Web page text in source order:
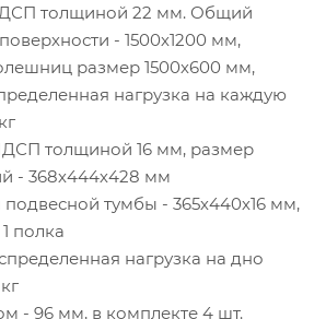
толщиной 22 мм. Общий
- 1500х1200 мм,
размер 1500х600 мм,
нагрузка на каждую
толщиной 16 мм, размер
- 368х444х428 мм
тумбы - 365х440х16 мм,
полка
нагрузка на дно
- 96 мм, в комплекте 4 шт.